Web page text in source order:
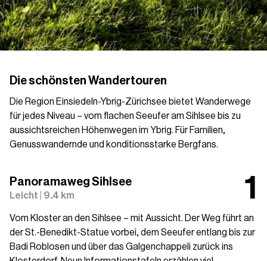
Die schönsten Wandertouren
Die Region Einsiedeln-Ybrig-Zürichsee bietet Wanderwege
für jedes Niveau – vom flachen Seeufer am Sihlsee bis zu
aussichtsreichen Höhenwegen im Ybrig. Für Familien,
Genusswandernde und konditionsstarke Bergfans.
Panoramaweg Sihlsee
Leicht | 9.4 km
Vom Kloster an den Sihlsee – mit Aussicht. Der Weg führt an
der St.-Benedikt-Statue vorbei, dem Seeufer entlang bis zur
Badi Roblosen und über das Galgenchappeli zurück ins